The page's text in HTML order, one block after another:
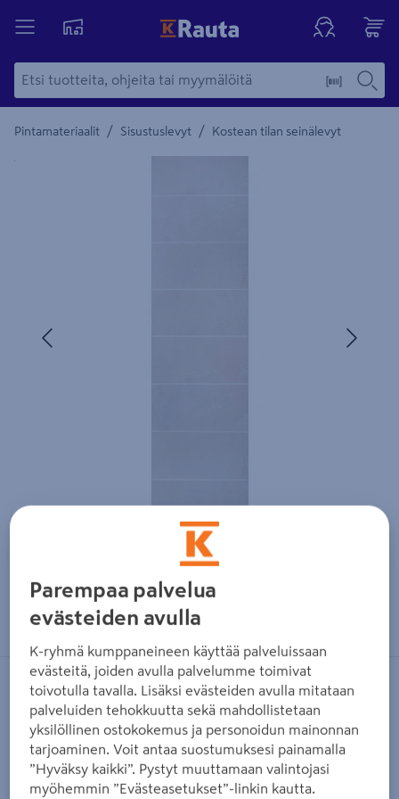
Pintamateriaalit / Sisustuslevyt / Kostean tilan seinälevyt
Yksityiskohtainen kuvaus löytyy Tuotteen kuvaus -
Zoomaa kuvaa sormilla kosketusnäytöllä
Sisustuslevy Fibo 1531 Blanco Grande
FIBO
Tuotenumero:502325140 EAN-koodi : 7039490509666
Parempaa palvelua
evästeiden avulla
K-ryhmä kumppaneineen käyttää palveluissaan
evästeitä, joiden avulla palvelumme toimivat
toivotulla tavalla. Lisäksi evästeiden avulla mitataan
palveluiden tehokkuutta sekä mahdollistetaan
yksilöllinen ostokokemus ja personoidun mainonnan
tarjoaminen. Voit antaa suostumuksesi painamalla
”Hyväksy kaikki”. Pystyt muuttamaan valintojasi
myöhemmin ”Evästeasetukset”-linkin kautta.